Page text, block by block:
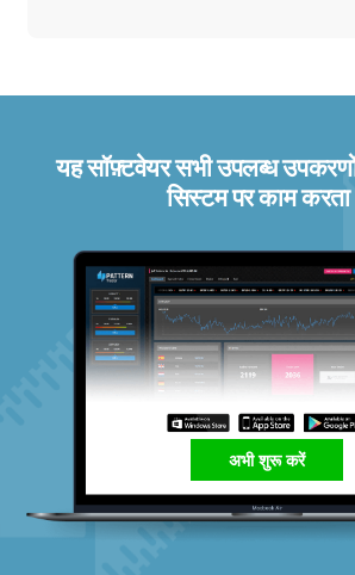
यह सॉफ़्टवेयर सभी उपलब्ध
सिस्टम पर काम
अभी शुरू करें